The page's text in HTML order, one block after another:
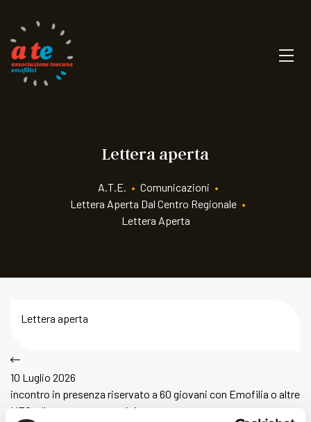
Lettera aperta
A.T.E. • Comunicazioni •
Lettera Aperta Dal Centro Regionale •
Lettera Aperta
Lettera aperta
10 Luglio 2026
incontro in presenza riservato a 60 giovani con Emofilia o altre
MEC, alle ragazze portatrici